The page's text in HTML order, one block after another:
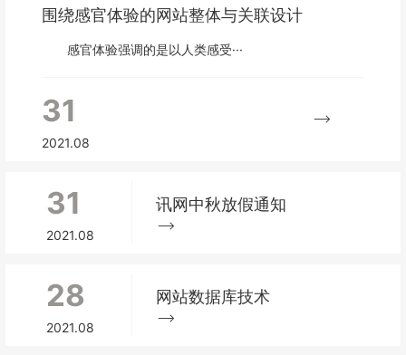
围绕感官体验的网站整体与关联设计
感官体验强调的是以人类感受···
31
2021.08
31
2021.08
讯网中秋放假通知
28
2021.08
网站数据库技术